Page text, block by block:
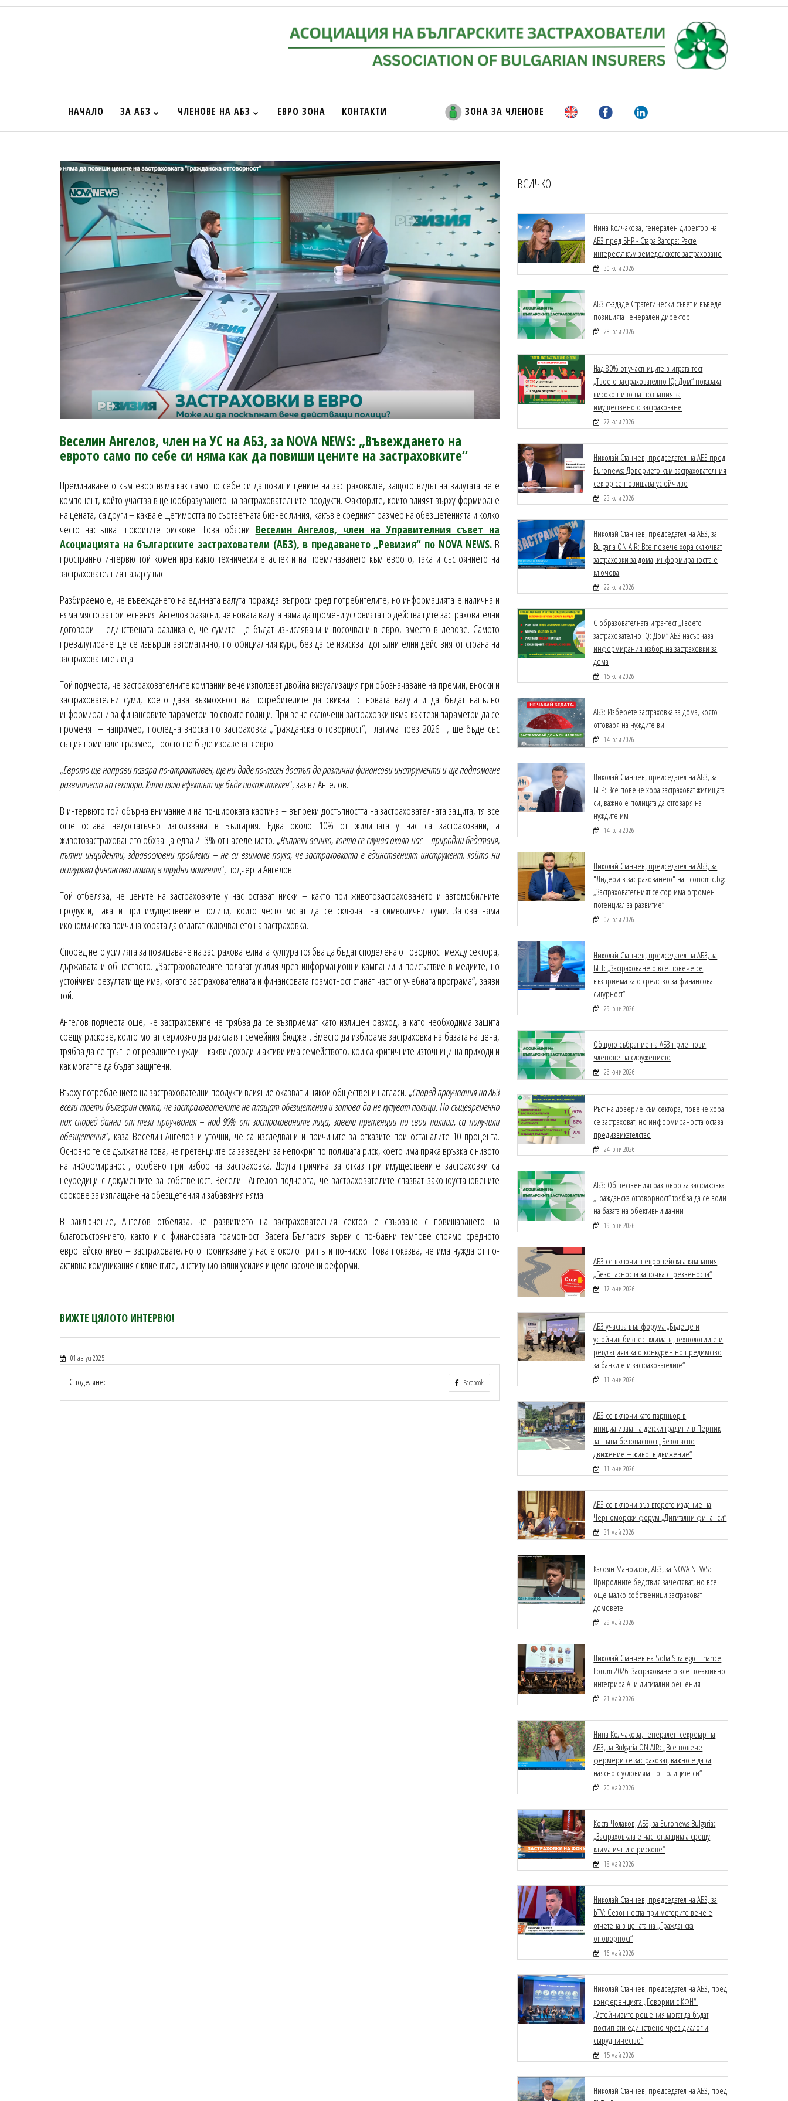
НАЧАЛО ЗА АБЗ ЧЛЕНОВЕ НА АБЗ ЕВРО ЗОНА КОНТАКТИ ЗОНА ЗА ЧЛЕНОВЕ
Веселин Ангелов, член на УС на АБЗ, за NOVA NEWS: „Въвеждането на
еврото само по себе си няма как да повиши цените на застраховките“
Преминаването към евро няма как само по себе си да повиши цените на застраховките, защото видът на валутата не е
компонент, който участва в ценообразуването на застрахователните продукти. Факторите, които влияят върху формиране
на цената, са други – каква е щетимостта по съответната бизнес линия, какъв е средният размер на обезщетенията и колко
често настъпват покритите рискове. Това обясни Веселин Ангелов, член на Управителния съвет на
Асоциацията на българските застрахователи (АБЗ), в предаването „Ревизия“ по NOVANEWS. В
пространно интервю той коментира както техническите аспекти на преминаването към еврото, така и състоянието на
застрахователния пазар у нас.
Разбираемо е, че въвеждането на единната валута поражда въпроси сред потребителите, но информацията е налична и
няма място за притеснения. Ангелов разясни, че новата валута няма да промени условията по действащите застрахователни
договори – единствената разлика е, че сумите ще бъдат изчислявани и посочвани в евро, вместо в левове. Самото
превалутиране ще се извърши автоматично, по официалния курс, без да се изискват допълнителни действия от страна на
застрахованите лица.
Той подчерта, че застрахователните компании вече използват двойна визуализация при обозначаване на премии, вноски и
застрахователни суми, което дава възможност на потребителите да свикнат с новата валута и да бъдат напълно
информирани за финансовите параметри по своите полици. При вече сключени застраховки няма как тези параметри да се
променят – например, последна вноска по застраховка „Гражданска отговорност“, платима през 2026 г., ще бъде със
същия номинален размер, просто ще бъде изразена в евро.
„Еврото ще направи пазара по-атрактивен, ще ни даде по-лесен достъп до различни финансови инструменти и ще подпомогне
развитието на сектора. Като цяло ефектът ще бъде положителен“, заяви Ангелов.
В интервюто той обърна внимание и на по-широката картина – въпреки достъпността на застрахователната защита, тя все
още остава недостатъчно използвана в България. Едва около 10% от жилищата у нас са застраховани, а
животозастраховането обхваща едва 2–3% от населението. „Въпреки всичко, което се случва около нас – природни бедствия,
пътни инциденти, здравословни проблеми – не си взимаме поука, че застраховката е единственият инструмент, който ни
осигурява финансова помощ в трудни моменти“, подчерта Ангелов.
Той отбеляза, че цените на застраховките у нас остават ниски – както при животозастраховането и автомобилните
продукти, така и при имуществените полици, които често могат да се сключат на символични суми. Затова няма
икономическа причина хората да отлагат сключването на застраховка.
Според него усилията за повишаване на застрахователната култура трябва да бъдат споделена отговорност между сектора,
държавата и обществото. „Застрахователите полагат усилия чрез информационни кампании и присъствие в медиите, но
устойчиви резултати ще има, когато застрахователната и финансовата грамотност станат част от учебната програма“, заяви
той.
Ангелов подчерта още, че застраховките не трябва да се възприемат като излишен разход, а като необходима защита
срещу рискове, които могат сериозно да разклатят семейния бюджет. Вместо да избираме застраховка на базата на цена,
трябва да се тръгне от реалните нужди – какви доходи и активи има семейството, кои са критичните източници на приходи и
как могат те да бъдат защитени.
Върху потреблението на застрахователни продукти влияние оказват и някои обществени нагласи. „Според проучвания на АБЗ
всеки трети българин смята, че застрахователите не плащат обезщетения и затова да не купуват полици. Но същевременно
пак според данни от тези проучвания – над 90% от застрахованите лица, завели претенции по свои полици, са получили
обезщетения“, каза Веселин Ангелов и уточни, че са изследвани и причините за отказите при останалите 10 процента.
Основно те се дължат на това, че претенциите са заведени за непокрит по полицата риск, което има пряка връзка с нивото
на информираност, особено при избор на застраховка. Друга причина за отказ при имуществените застраховки са
неуредици с документите за собственост. Веселин Ангелов подчерта, че застрахователите спазват законоустановените
срокове за изплащане на обезщетения и забавяния няма.
В заключение, Ангелов отбеляза, че развитието на застрахователния сектор е свързано с повишаването на
благосъстоянието, както и с финансовата грамотност. Засега България върви с по-бавни темпове спрямо средното
европейско ниво – застрахователното проникване у нас е около три пъти по-ниско. Това показва, че има нужда от по-
активна комуникация с клиентите, институционални усилия и целенасочени реформи.
ВИЖТЕ ЦЯЛОТО ИНТЕРВЮ!
01 август 2025
Споделяне: Facebook
ВСИЧКО
Нина Колчакова, генерален директор на
АБЗ пред БНР - Стара Загора: Расте
интересът към земеделското застраховане
30 юли 2026
АБЗ създаде Стратегически съвет и въведе
позицията Генерален директор
28 юли 2026
Над 80% от участниците в играта-тест
„Твоето застрахователно IQ: Дом“ показаха
високо ниво на познания за
имущественото застраховане
27 юли 2026
Николай Станчев, председател на АБЗ пред
Euronews: Доверието към застрахователния
сектор се повишава устойчиво
23 юли 2026
Николай Станчев, председател на АБЗ, за
Bulgaria ON AIR: Все повече хора сключват
застраховки за дома, информираността е
ключова
22 юли 2026
С образователната игра-тест „Твоето
застрахователно IQ: Дом“ АБЗ насърчава
информирания избор на застраховки за
дома
15 юли 2026
АБЗ: Изберете застраховка за дома, която
отговаря на нуждите ви
14 юли 2026
Николай Станчев, председател на АБЗ, за
БНР: Все повече хора застраховат жилищата
си, важно е полицата да отговаря на
нуждите им
14 юли 2026
Николай Станчев, председател на АБЗ, за
"Лидери в застраховането" на Economic.bg:
„Застрахователният сектор има огромен
потенциал за развитие“
07 юли 2026
Николай Станчев, председател на АБЗ, за
БНТ: „Застраховането все повече се
възприема като средство за финансова
сигурност“
29 юни 2026
Общото събрание на АБЗ прие нови
членове на сдружението
26 юни 2026
Ръст на доверие към сектора, повече хора
се застраховат, но информираността остава
предизвикателство
24 юни 2026
АБЗ: Общественият разговор за застраховка
„Гражданска отговорност“ трябва да се води
на базата на обективни данни
19 юни 2026
АБЗ се включи в европейската кампания
„Безопасността започва с трезвеността“
17 юни 2026
АБЗ участва във форума „Бъдеще и
устойчив бизнес: климатът, технологиите и
регулацията като конкурентно предимство
за банките и застрахователите“
11 юни 2026
АБЗ се включи като партньор в
инициативата на детски градини в Перник
за пътна безопасност „Безопасно
движение – живот в движение“
11 юни 2026
АБЗ се включи във второто издание на
Черноморски форум „Дигитални финанси“
31 май 2026
Калоян Маноилов, АБЗ, за NOVA NEWS:
Природните бедствия зачестяват, но все
още малко собственици застраховат
домовете.
29 май 2026
Николай Станчев на Sofia Strategic Finance
Forum 2026: Застраховането все по-активно
интегрира AI и дигитални решения
21 май 2026
Нина Колчакова, генерален секретар на
АБЗ, за Bulgaria ON AIR: „Все повече
фермери се застраховат, важно е да са
наясно с условията по полиците си“
20 май 2026
Коста Чолаков, АБЗ, за Euronews Bulgaria:
„Застраховката е част от защитата срещу
климатичните рискове“
18 май 2026
Николай Станчев, председател на АБЗ, за
bTV: Сезонността при моторите вече е
отчетена в цената на „Гражданска
отговорност“
16 май 2026
Николай Станчев, председател на АБЗ, пред
конференцията „Говорим с КФН“:
„Устойчивите решения могат да бъдат
постигнати единствено чрез диалог и
сътрудничество“
15 май 2026
Николай Станчев, председател на АБЗ, пред